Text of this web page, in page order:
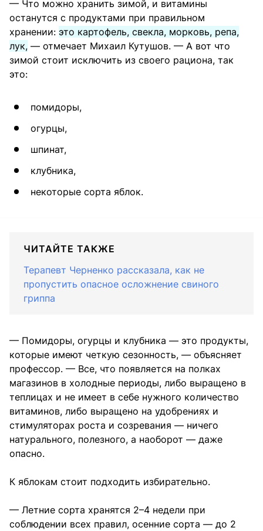
— Что можно хранить зимой, и витамины
останутся с продуктами при правильном
хранении: это картофель, свекла, морковь, репа,
лук, — отмечает Михаил Кутушов. — А вот что
зимой стоит исключить из своего рациона, так
это:
помидоры,
огурцы,
шпинат,
клубника,
некоторые сорта яблок.
ЧИТАЙТЕ ТАКЖЕ
Терапевт Черненко рассказала, как не
пропустить опасное осложнение свиного
гриппа
— Помидоры, огурцы и клубника — это продукты,
которые имеют четкую сезонность, — объясняет
профессор. — Все, что появляется на полках
магазинов в холодные периоды, либо выращено в
теплицах и не имеет в себе нужного количество
витаминов, либо выращено на удобрениях и
стимуляторах роста и созревания — ничего
натурального, полезного, а наоборот — даже
опасно.
К яблокам стоит подходить избирательно.
— Летние сорта хранятся 2–4 недели при
соблюдении всех правил, осенние сорта — до 2